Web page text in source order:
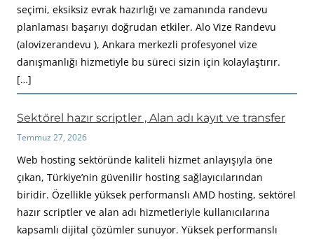
seçimi, eksiksiz evrak hazırlığı ve zamanında randevu
planlaması başarıyı doğrudan etkiler. Alo Vize Randevu
(alovizerandevu ), Ankara merkezli profesyonel vize
danışmanlığı hizmetiyle bu süreci sizin için kolaylaştırır.
[…]
Sektörel hazır scriptler , Alan adı kayıt ve transfer
Temmuz 27, 2026
Web hosting sektöründe kaliteli hizmet anlayışıyla öne
çıkan, Türkiye’nin güvenilir hosting sağlayıcılarından
biridir. Özellikle yüksek performanslı AMD hosting, sektörel
hazır scriptler ve alan adı hizmetleriyle kullanıcılarına
kapsamlı dijital çözümler sunuyor. Yüksek performanslı